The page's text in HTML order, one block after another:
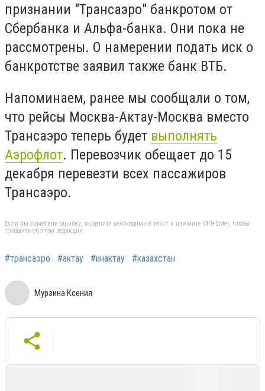
признании "Трансаэро" банкротом от
Сбербанка и Альфа-банка. Они пока не
рассмотрены. О намерении подать иск о
банкротстве заявил также банк ВТБ.
Напоминаем, ранее мы сообщали о том,
что рейсы Москва-Актау-Москва вместо
Трансаэро теперь будет выполнять
Аэрофлот. Перевозчик обещает до 15
декабря перевезти всех пассажиров
Трансаэро.
Если вы заметили ошибку, выделите необходимый текст и нажмите Ctrl+Enter, чтобы
сообщить об этом редакции
#трансаэро #актау #инактау #казахстан
Мурзина Ксения